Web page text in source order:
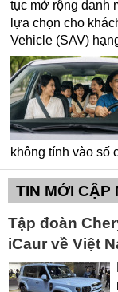
tục mở rộng danh
lựa chọn cho
Vehicle (SAV)
không tính vào số
TIN MỚI CẬP
Tập đoàn
iCaur về Việt